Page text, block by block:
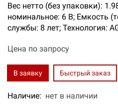
Вес нетто (без упаковки):
номинальное: 6 В; Емкость
службы: 8 лет; Технология:
Цена по запросу
В заявку Быстрый заказ
Наличие: нет в наличии